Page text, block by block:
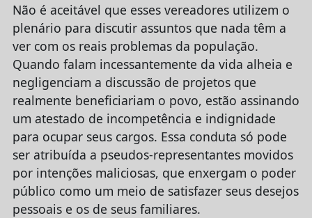
Não é aceitável que esses vereadores utilizem o
plenário para discutir assuntos que nada têm a
ver com os reais problemas da população.
Quando falam incessantemente da vida alheia e
negligenciam a discussão de projetos que
realmente beneficiariam o povo, estão assinando
um atestado de incompetência e indignidade
para ocupar seus cargos. Essa conduta só pode
ser atribuída a pseudos-representantes movidos
por intenções maliciosas, que enxergam o poder
público como um meio de satisfazer seus desejos
pessoais e os de seus familiares.